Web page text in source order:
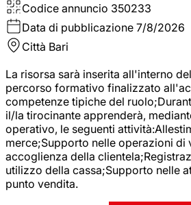
Codice annuncio 350233
Data di pubblicazione 7/8/2026
Città Bari
La risorsa sarà inserita all'interno
percorso formativo finalizzato
competenze tipiche del
il/la tirocinante apprenderà,
operativo, le seguenti
merce;Supporto nelle operazioni di
accoglienza della
utilizzo della cassa;Supporto nelle
punto vendita.